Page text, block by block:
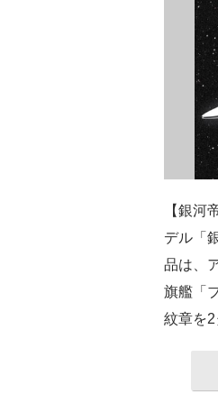
【銀河
デル「
品は、
旗艦「
紋章を